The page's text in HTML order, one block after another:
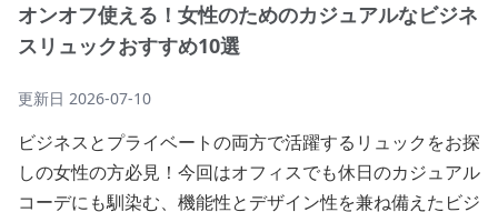
オンオフ使える！女性のためのカジュアルなビジネ
スリュックおすすめ10選
更新日 2026-07-10
ビジネスとプライベートの両方で活躍するリュックをお探
しの女性の方必見！今回はオフィスでも休日のカジュアル
コーデにも馴染む、機能性とデザイン性を兼ね備えたビジ